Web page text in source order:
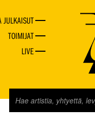
JULKAISUT
TOIMIJAT
LIVE